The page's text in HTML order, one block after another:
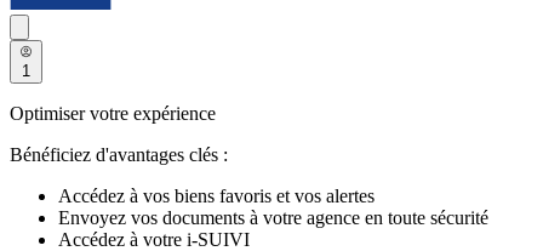
1
Optimiser votre expérience
Bénéficiez d'avantages clés :
Accédez à vos biens favoris et vos alertes
Envoyez vos documents à votre agence en toute sécurité
Accédez à votre i-SUIVI